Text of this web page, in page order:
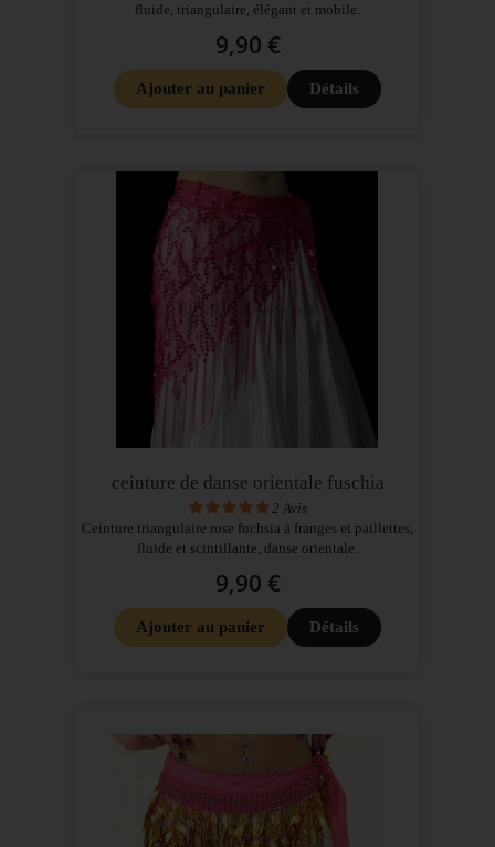
fluide, triangulaire, élégant et mobile.
9,90 €
Ajouter au panier Détails
ceinture de danse orientale fuschia
2 Avis
Ceinture triangulaire rose fuchsia à franges et paillettes,
fluide et scintillante, danse orientale.
9,90 €
Ajouter au panier Détails